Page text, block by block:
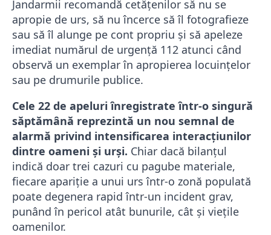
Jandarmii recomandă cetățenilor să nu se
apropie de urs, să nu încerce să îl fotografieze
sau să îl alunge pe cont propriu și să apeleze
imediat numărul de urgență 112 atunci când
observă un exemplar în apropierea locuințelor
sau pe drumurile publice.
Cele 22 de apeluri înregistrate într-o singură
săptămână reprezintă un nou semnal de
alarmă privind intensificarea interacțiunilor
dintre oameni și urși. Chiar dacă bilanțul
indică doar trei cazuri cu pagube materiale,
fiecare apariție a unui urs într-o zonă populată
poate degenera rapid într-un incident grav,
punând în pericol atât bunurile, cât și viețile
oamenilor.